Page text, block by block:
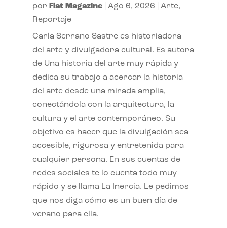
por Flat Magazine| Ago 6, 2026 Arte,
Reportaje
Carla Serrano Sastre es historiadora
del arte y divulgadora cultural. Es autora
de Una historia del arte muy rápida y
dedica su trabajo a acercar la historia
del arte desde una mirada amplia,
conectándola con la arquitectura, la
cultura y el arte contemporáneo. Su
objetivo es hacer que la divulgación sea
accesible, rigurosa y entretenida para
cualquier persona. En sus cuentas de
redes sociales te lo cuenta todo muy
rápido y se llama La Inercia. Le pedimos
que nos diga cómo es un buen día de
verano para ella.